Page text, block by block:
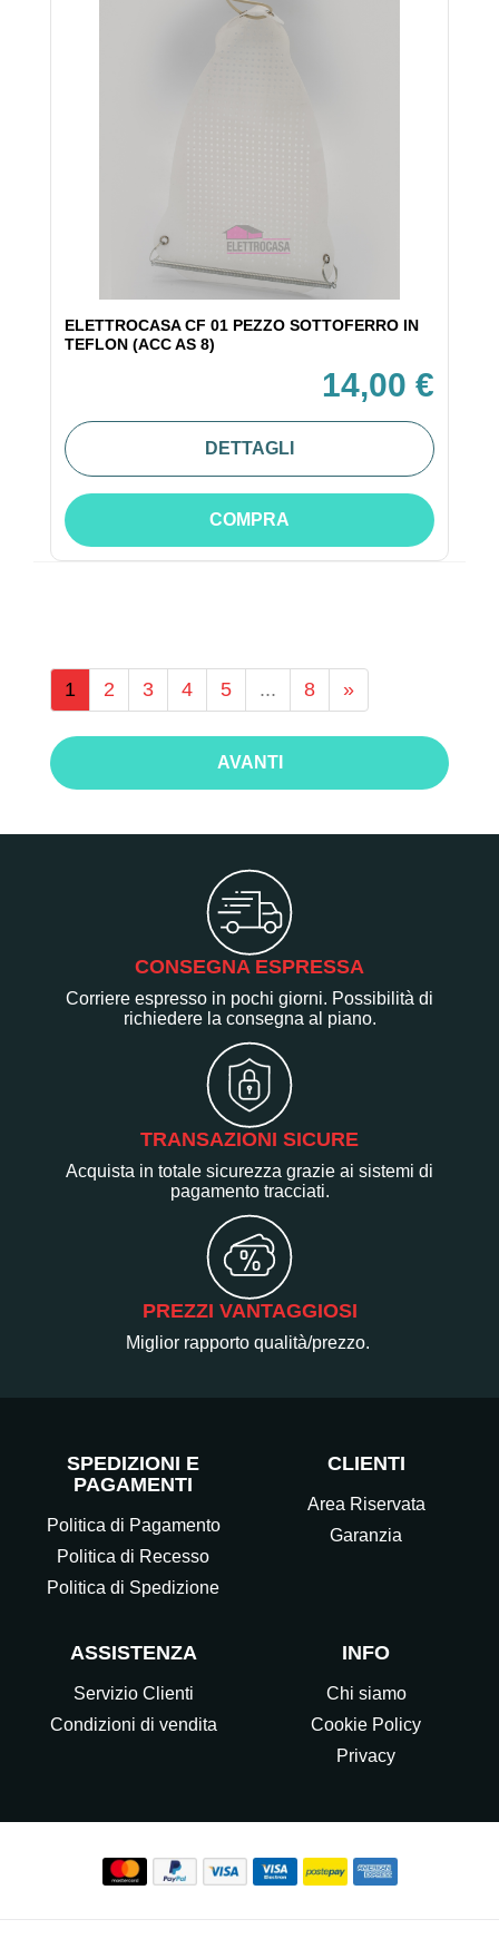
ELETTROCASA CF 01 PEZZO SOTTOFERRO IN
TEFLON (ACC AS 8)
14,00 €
DETTAGLI
COMPRA
1 2 3 4 5 ... 8 »
AVANTI
CONSEGNA ESPRESSA
Corriere espresso in pochi giorni. Possibilità di
richiedere la consegna al piano.
TRANSAZIONI SICURE
Acquista in totale sicurezza grazie ai sistemi di
pagamento tracciati.
PREZZI VANTAGGIOSI
Miglior rapporto qualità/prezzo.
SPEDIZIONI E
PAGAMENTI
Politica di Pagamento
Politica di Recesso
Politica di Spedizione
CLIENTI
Area Riservata
Garanzia
ASSISTENZA
Servizio Clienti
Condizioni di vendita
INFO
Chi siamo
Cookie Policy
Privacy